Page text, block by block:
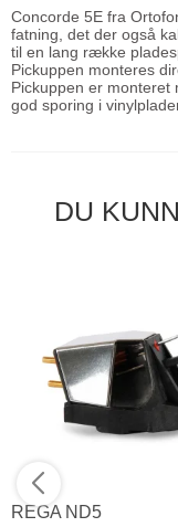
Concorde 5E fra
fatning, det der også
til en lang række
Pickuppen monteres
Pickuppen er monteret
god sporing i
DU
REGA ND5